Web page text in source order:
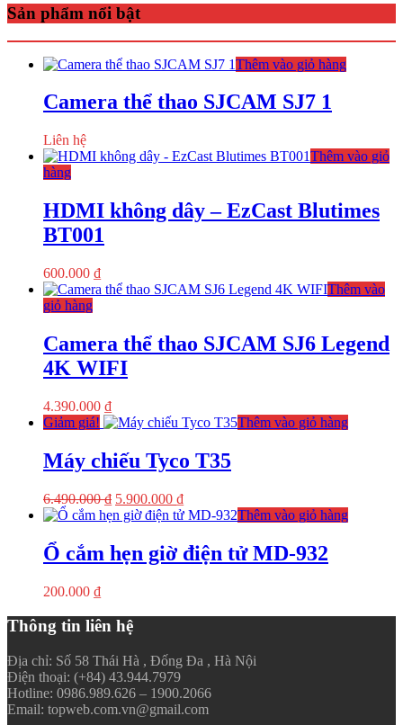
Sản phẩm nổi bật
Thêm vào giỏ hàng
Camera thể thao SJCAM SJ7 1
Liên hệ
Thêm vào giỏ
hàng
HDMI không dây – EzCast Blutimes
BT001
600.000 ₫
Thêm vào
giỏ hàng
Camera thể thao SJCAM SJ6 Legend
4K WIFI
4.390.000 ₫
Giảm giá!
Thêm vào giỏ hàng
Máy chiếu Tyco T35
6.490.000₫ Giá
gốc
6.490.000 ₫.
5.900.000 ₫Giá
hiện
là:
5.900.000 ₫.
Thêm vào giỏ hàng
Ổ cắm hẹn giờ điện tử MD-932
200.000 ₫
Thông tin liên hệ
Địa chỉ: Số 58 Thái Hà , Đống Đa , Hà Nội
Điện thoại: (+84) 43.944.7979
Hotline: 0986.989.626 – 1900.2066
Email: topweb.com.vn@gmail.com